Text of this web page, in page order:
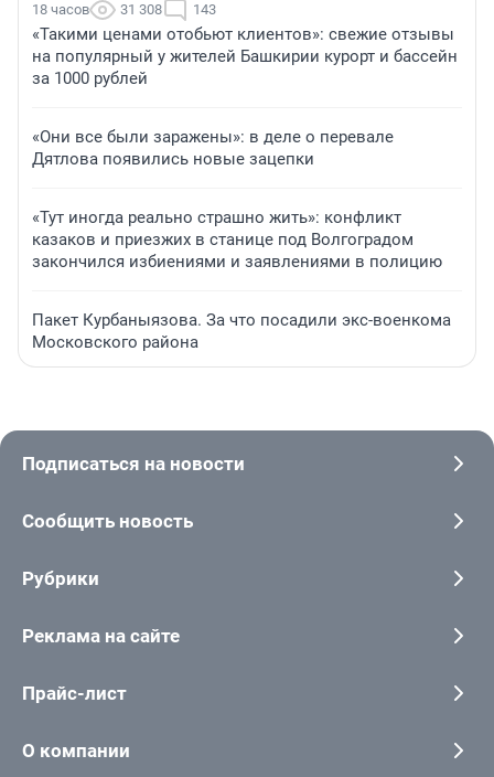
18 часов 31 308 143
«Такими ценами отобьют клиентов»: свежие отзывы
на популярный у жителей Башкирии курорт и бассейн
за 1000 рублей
«Они все были заражены»: в деле о перевале
Дятлова появились новые зацепки
«Тут иногда реально страшно жить»: конфликт
казаков и приезжих в станице под Волгоградом
закончился избиениями и заявлениями в полицию
Пакет Курбаныязова. За что посадили экс-военкома
Московского района
Подписаться на новости
Сообщить новость
Рубрики
Реклама на сайте
Прайс-лист
О компании